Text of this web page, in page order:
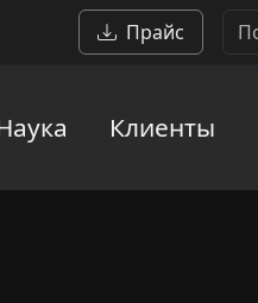
Прайс
Клиенты